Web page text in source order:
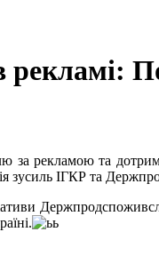
за рекламою та
зусиль ІГКР та